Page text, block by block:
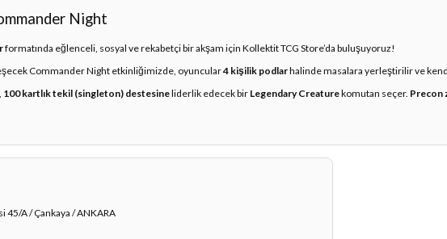
Night
formatında eğlenceli, sosyal ve rekabetçi bir akşam için Kollektit TCG Store’da buluşuyoruz!
Commander Night etkinliğimizde, oyuncular4 kişilik podlarhalinde masalara yerleştirilir ve
100 kartlık tekil (singleton) destesineliderlik edecek bir Legendary Creaturekomutan seçer. Precon
45/A / Çankaya / ANKARA